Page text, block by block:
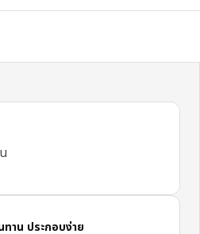
5 จาก 5 ดาว รีวิวทั้งหมด: 7
ทาน ประกอบง่าย